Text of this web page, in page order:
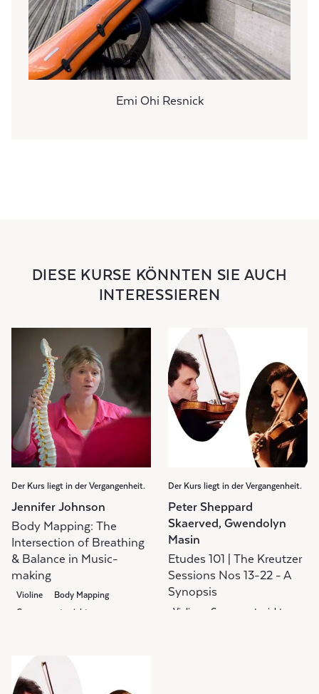
Emi Ohi Resnick
DIESE KURSE KÖNNTEN SIE AUCH
INTERESSIEREN
Der Kurs liegt in der Vergangenheit.
Jennifer Johnson
Body Mapping: The
Intersection of Breathing
& Balance in Music-
making
Violine
Body Mapping
Gruppenunterricht
Der Kurs liegt in der Vergangenheit.
Peter Sheppard
Skaerved, Gwendolyn
Masin
Etudes 101 | The Kreutzer
Sessions Nos 13-22 - A
Synopsis
Violine Gruppenunterricht